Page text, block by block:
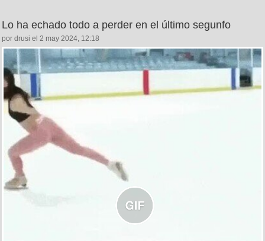
Lo ha echado todo a perder en el último segunfo
por drusi el 2 may 2024, 12:18